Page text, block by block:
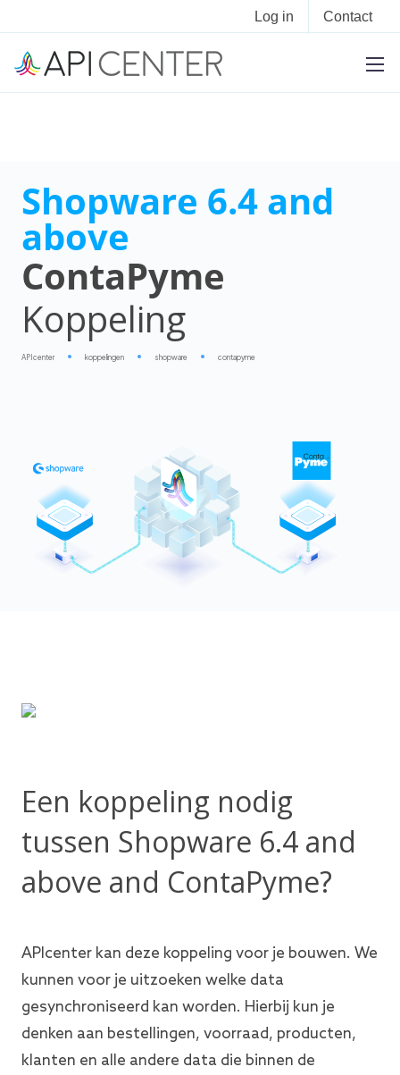
Log in Contact
Shopware 6.4 and
above
ContaPyme
Koppeling
APIcenter koppelingen shopware contapyme
Een koppeling nodig
tussen Shopware 6.4 and
above and ContaPyme?
APIcenter kan deze koppeling voor je bouwen. We
kunnen voor je uitzoeken welke data
gesynchroniseerd kan worden. Hierbij kun je
denken aan bestellingen, voorraad, producten,
klanten en alle andere data die binnen de